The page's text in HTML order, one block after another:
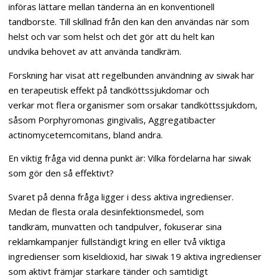
införas lättare mellan tänderna än en konventionell
tandborste. Till skillnad från den kan den användas när som
helst och var som helst och det gör att du helt kan
undvika behovet av att använda tandkräm.
Forskning har visat att regelbunden användning av siwak har
en terapeutisk effekt på tandköttssjukdomar och
verkar mot flera organismer som orsakar tandköttssjukdom,
såsom Porphyromonas gingivalis, Aggregatibacter
actinomycetemcomitans, bland andra.
En viktig fråga vid denna punkt är: Vilka fördelarna har siwak
som gör den så effektivt?
Svaret på denna fråga ligger i dess aktiva ingredienser.
Medan de flesta orala desinfektionsmedel, som
tandkräm, munvatten och tandpulver, fokuserar sina
reklamkampanjer fullständigt kring en eller två viktiga
ingredienser som kiseldioxid, har siwak 19 aktiva ingredienser
som aktivt främjar starkare tänder och samtidigt